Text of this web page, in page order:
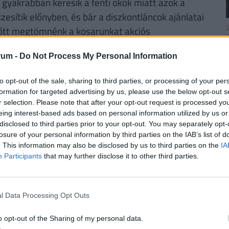
- Do Not Process My Personal Information
opt-out of the sale, sharing to third parties, or processing of your
for targeted advertising by us, please use the below opt-out
selection. Please note that after your opt-out request is processed
interest-based ads based on personal information utilized by us
to third parties prior to your opt-out. You may separately
of your personal information by third parties on the IAB’s list of
This information may also be disclosed by us to third parties on the
Participants that may further disclose it to other third parties.
Data Processing Opt Outs
opt-out of the Sharing of my personal data.
előnyben, és bár a diszkontláncok ajánlatai
megtömnénk a kosarunkat akciós
pár dolgot.
árúak, ám a szülők gyakran találnak máshol
amikhez kuponokkal olcsóbban
kombinálni lehet a rendszeres bolti
olcsóbban, mint a diszkontokban.
és nem fogadják el a nagy gyártók
a jó ár kombinációjának köszönhetik, de
az előnyöket kimaxolni. Az Aldi, a Lidl, a
termékeit, aminek azért nem árt
egyformán megéri. A lényeg, hogy a
olcsóbbak, mint a gyártóiak, pláne ha